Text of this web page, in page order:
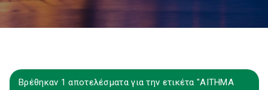
Βρέθηκαν 1 αποτελέσματα για την ετικέτα "ΑΙΤΗΜΑ